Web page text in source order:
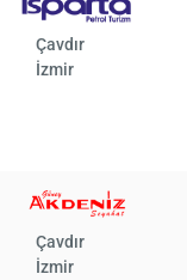
Çavdır
İzmir
Çavdır
İzmir